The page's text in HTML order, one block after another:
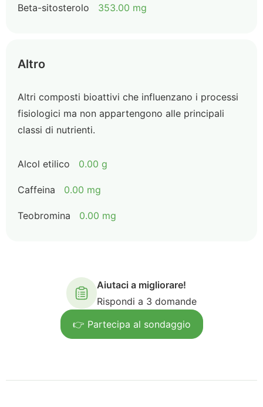
Beta-sitosterolo 353.00 mg
Altro
Altri composti bioattivi che influenzano i processi
fisiologici ma non appartengono alle principali
classi di nutrienti.
Alcol etilico 0.00 g
Caffeina 0.00 mg
Teobromina 0.00 mg
Aiutaci a migliorare!
Rispondi a 3 domande
👉 Partecipa al sondaggio